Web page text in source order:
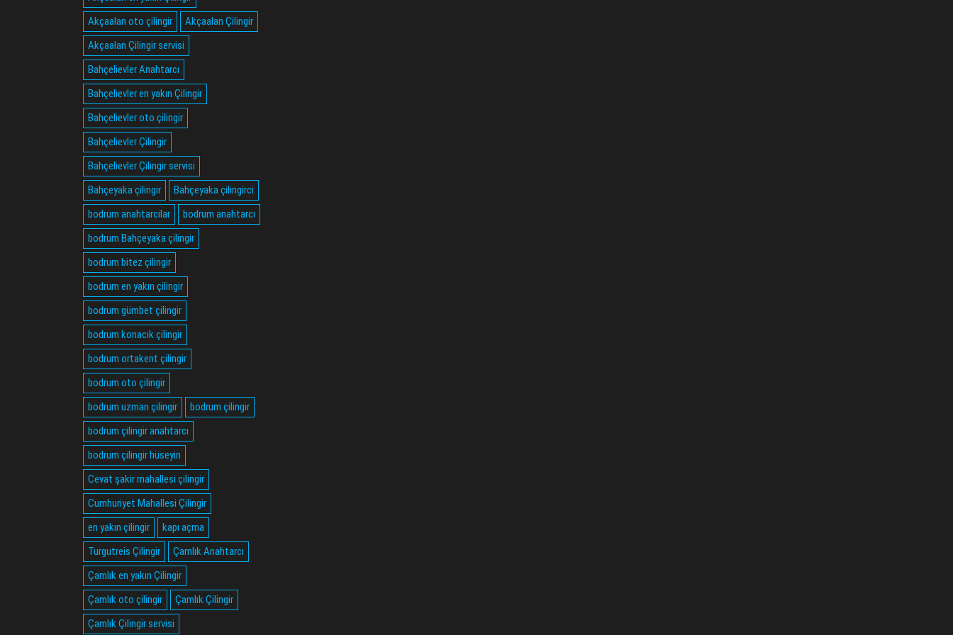
Akçaalan oto çilingir
Akçaalan Çilingir
Akçaalan Çilingir servisi
Bahçelievler Anahtarcı
Bahçelievler en yakın Çilingir
Bahçelievler oto çilingir
Bahçelievler Çilingir
Bahçelievler Çilingir servisi
Bahçeyaka çilingir
Bahçeyaka çilingirci
bodrum anahtarcilar
bodrum anahtarcı
bodrum Bahçeyaka çilingir
bodrum bitez çilingir
bodrum en yakın çilingir
bodrum gümbet çilingir
bodrum konacık çilingir
bodrum ortakent çilingir
bodrum oto çilingir
bodrum uzman çilingir
bodrum çilingir
bodrum çilingir anahtarcı
bodrum çilingir hüseyin
Cevat şakir mahallesi çilingir
Cumhuriyet Mahallesi Çilingir
en yakın çilingir
kapı açma
Turgutreis Çilingir
Çamlık Anahtarcı
Çamlık en yakın Çilingir
Çamlık oto çilingir
Çamlık Çilingir
Çamlık Çilingir servisi